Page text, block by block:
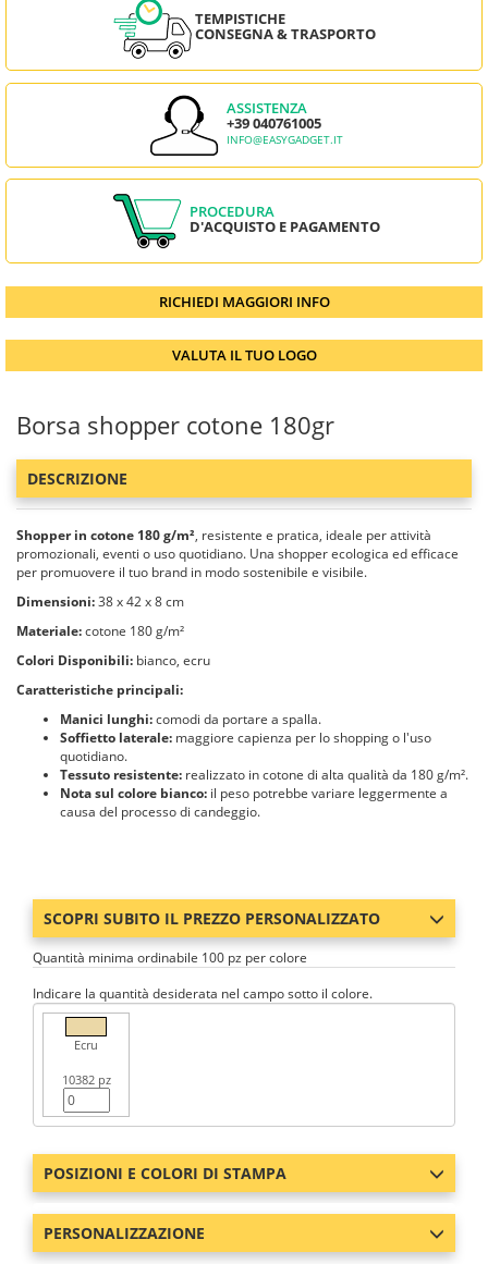
TEMPISTICHE
CONSEGNA & TRASPORTO
ASSISTENZA
+39 040761005
INFO@EASYGADGET.IT
PROCEDURA
D'ACQUISTO E PAGAMENTO
RICHIEDI MAGGIORI INFO
VALUTA IL TUO LOGO
Borsa shopper cotone 180gr
DESCRIZIONE
Shopper in cotone 180 g/m², resistente e pratica, ideale per attività
promozionali, eventi o uso quotidiano. Una shopper ecologica ed efficace
per promuovere il tuo brand in modo sostenibile e visibile.
Dimensioni:38 x 42 x 8 cm
Materiale:cotone 180 g/m²
Colori Disponibili: bianco, ecru
Caratteristiche principali:
Manici lunghi:comodi da portare a spalla.
Soffietto laterale: maggiore capienza per lo shopping o l'uso
quotidiano.
Tessuto resistente: realizzato in cotone di alta qualità da 180 g/m².
Nota sul colore bianco: il peso potrebbe variare leggermente a
causa del processo di candeggio.
SCOPRI SUBITO IL PREZZO PERSONALIZZATO
Quantità minima ordinabile 100 pz per colore
Indicare la quantità desiderata nel campo sotto il colore.
Ecru
10382 pz
POSIZIONI E COLORI DI STAMPA
PERSONALIZZAZIONE